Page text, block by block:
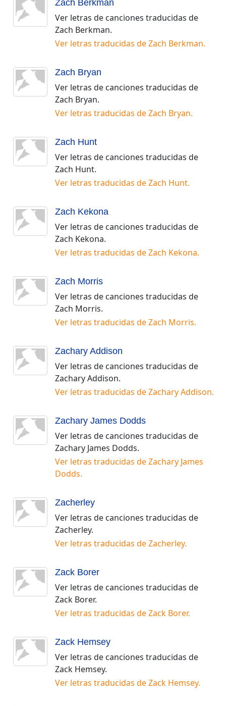
Zach Berkman
Ver letras de canciones traducidas de
Zach Berkman.
Ver letras traducidas deZach Berkman.
Zach Bryan
Ver letras de canciones traducidas de
Zach Bryan.
Ver letras traducidas deZach Bryan.
Zach Hunt
Ver letras de canciones traducidas de
Zach Hunt.
Ver letras traducidas deZach Hunt.
Zach Kekona
Ver letras de canciones traducidas de
Zach Kekona.
Ver letras traducidas deZach Kekona.
Zach Morris
Ver letras de canciones traducidas de
Zach Morris.
Ver letras traducidas deZach Morris.
Zachary Addison
Ver letras de canciones traducidas de
Zachary Addison.
Ver letras traducidas deZachary Addison.
Zachary James Dodds
Ver letras de canciones traducidas de
Zachary James Dodds.
Ver letras traducidas deZachary James
Dodds.
Zacherley
Ver letras de canciones traducidas de
Zacherley.
Ver letras traducidas deZacherley.
Zack Borer
Ver letras de canciones traducidas de
Zack Borer.
Ver letras traducidas deZack Borer.
Zack Hemsey
Ver letras de canciones traducidas de
Zack Hemsey.
Ver letras traducidas deZack Hemsey.